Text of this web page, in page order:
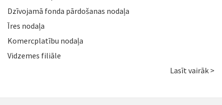
Dzīvojamā fonda pārdošanas nodaļa
Īres nodaļa
Komercplatību nodaļa
Vidzemes filiāle
Lasīt vairāk >